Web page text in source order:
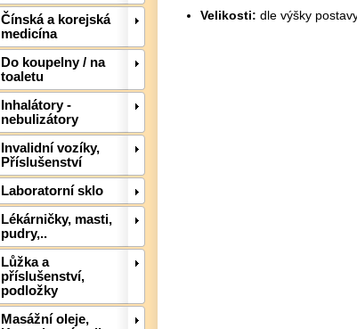
Čínská a korejská
medicína
Do koupelny / na
toaletu
Inhalátory -
nebulizátory
Invalidní vozíky,
Příslušenství
Laboratorní sklo
Lékárničky, masti,
pudry,..
Lůžka a
příslušenství,
podložky
Masážní oleje,
Velikosti: dle výšky